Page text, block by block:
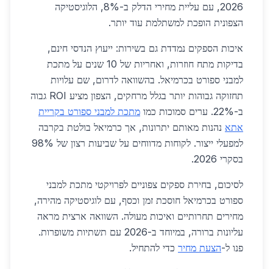
2026, עם עליית מחירי הדלק ב-8%, הלוגיסטיקה
הצפונית הופכת למשתלמת עוד יותר.
איכות הספקים נמדדת גם בשירות: ייעוץ הנדסי חינם,
בדיקות מתח חוזרות, ואחריות של 10 שנים על מתכת
למבני ספורט בכרמיאל. בהשוואה לדרום, שם עלויות
תחזוקה גבוהות יותר בגלל מרחקים, הצפון מציע ROI גבוה
ב-22%. ערים סמוכות כמו
מתכת למבני ספורט בקריית
אתא נהנות מאותם יתרונות, אך כרמיאל בולטת בקרבה
למפעלי ייצור. לקוחות מדווחים על שביעות רצון של 98%
בסקרי 2026.
לסיכום, בחירת ספקים צפוניים לפרויקטי מתכת למבני
ספורט בכרמיאל חוסכת זמן וכסף, עם לוגיסטיקה מהירה,
מחירים תחרותיים ואיכות מעולה. השוואה ארצית מראה
עליונות ברורה, במיוחד ב-2026 עם תשתיות משופרות.
פנו ל-הצעת מחיר כדי להתחיל.